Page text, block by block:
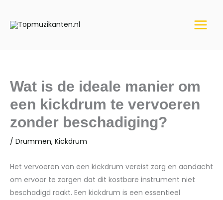
naar
Wat is de ideale manier om
een kickdrum te vervoeren
zonder beschadiging?
/ Drummen, Kickdrum
Het vervoeren van een kickdrum vereist zorg en aandacht
om ervoor te zorgen dat dit kostbare instrument niet
beschadigd raakt. Een kickdrum is een essentieel